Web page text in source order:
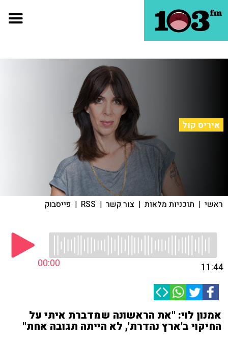
איריס קול
ראשי | תוכניות מלאות | צור קשר |
RSS
| פייסבוק
00:00 11:44
אמנון לוי: "את הראשונה שמדברת איתי על
החיקוי ב'ארץ נהדרת', לא הייתה תגובה אחת"